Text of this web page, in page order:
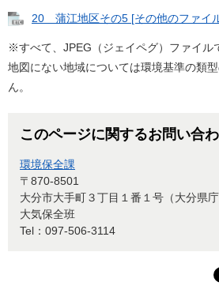
20 蒲江地区その5 [その他のファイ
※すべて、JPEG（ジェイペグ）ファイル
地図にない地域については環境基準の類
ん。
このページに関するお問い合
環境保全課
〒870-8501
大分市大手町３丁目１番１号（大分県庁
大気保全班
Tel：097-506-3114